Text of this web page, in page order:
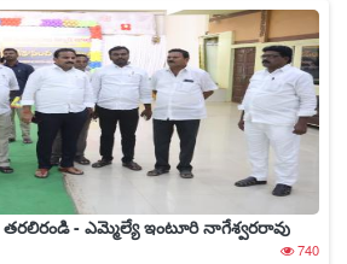
తరలిరండి - ఎమ్మెల్యే ఇంటూరి నాగేశ్వరరావు
740